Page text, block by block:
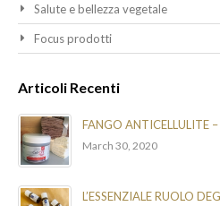
Salute e bellezza vegetale
Focus prodotti
Articoli Recenti
FANGO ANTICELLULITE
March 30, 2020
L’ESSENZIALE RUOLO